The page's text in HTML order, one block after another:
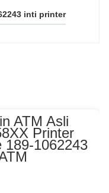
inti printer
ATM Asli
Printer
189-1062243